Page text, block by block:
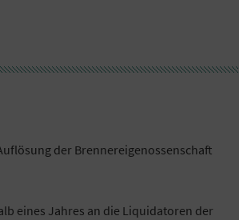
der Brennereigenossenschaft
eines Jahres an die Liquidatoren der